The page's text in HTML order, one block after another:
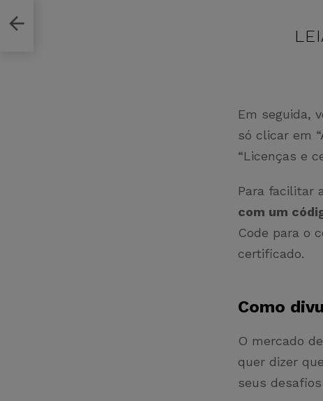
Em seguida,
só clicar em
“Licenças e
Para facilitar
com um
Code para o
certificado.
Como
O mercado
quer dizer
seus